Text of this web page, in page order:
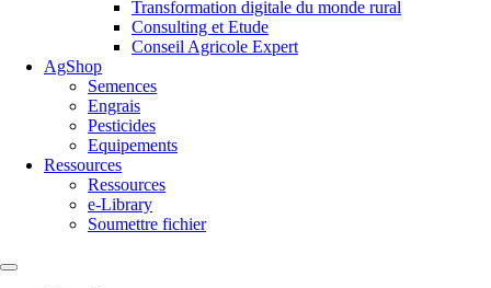
Transformation digitale du monde rural
Consulting et Etude
Conseil Agricole Expert
AgShop
Semences
Engrais
Pesticides
Equipements
Ressources
Ressources
e-Library
Soumettre fichier